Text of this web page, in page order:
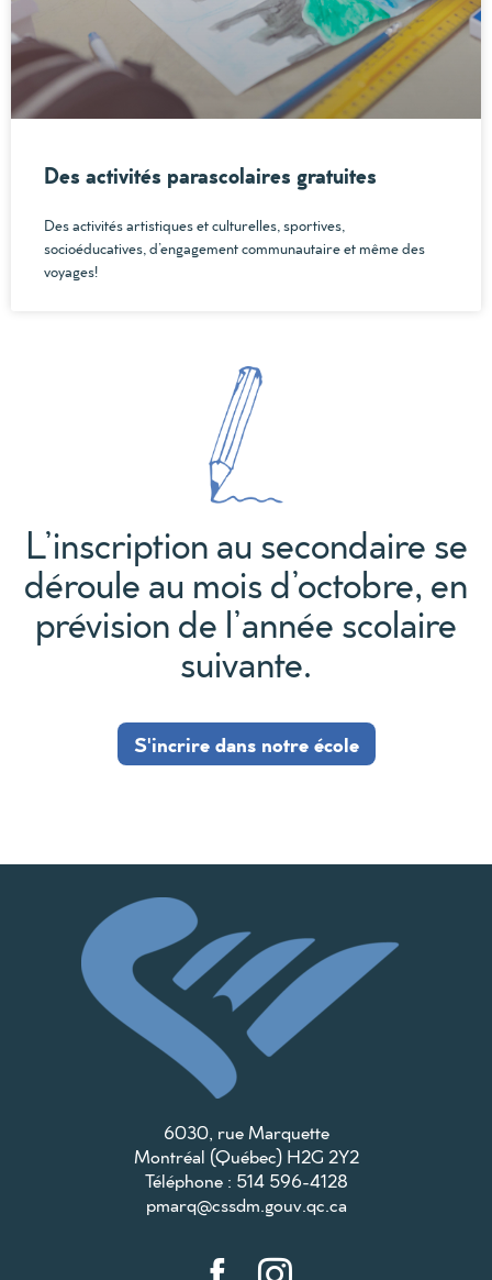
Des activités parascolaires gratuites
Des activités artistiques et culturelles, sportives,
socioéducatives, d’engagement communautaire et même des
voyages!
L’inscription au secondaire se
déroule au mois d’octobre, en
prévision de l’année scolaire
suivante.
S'incrire dans notre école
6030, rue Marquette
Montréal (Québec) H2G 2Y2
Téléphone : 514 596-4128
pmarq@cssdm.gouv.qc.ca